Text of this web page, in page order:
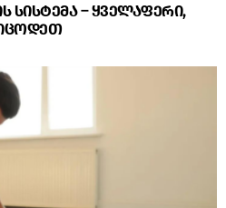
სისტემა – ყველაფერი,
იცოდეთ